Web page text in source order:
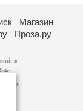
Магазин
Проза.ру
в
за